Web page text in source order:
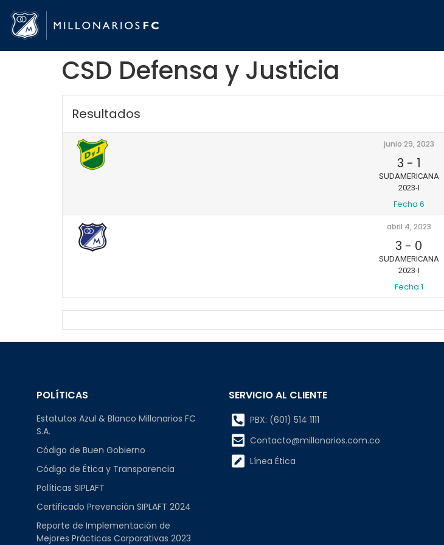
CSD Defensa y Justicia
Resultados
junio 29, 2023
3 - 1
SUDAMERICANA
2023-I
Fecha 6
abril 4, 2023
3 - 0
SUDAMERICANA
2023-I
Fecha 1
POLÍTICAS
Estatutos Azul & Blanco Millonarios FC
S.A.
Código de Buen Gobierno
Código de Ética y Transparencia
Políticas SIPLAFT
Certificado Prevención SIPLAFT 2024
Reporte de Implementación de
Mejores Prácticas Corporativas 2023
SERVICIO AL CLIENTE
PBX: (601) 514 1111
Contacto@millonarios.com.co
Línea Ética